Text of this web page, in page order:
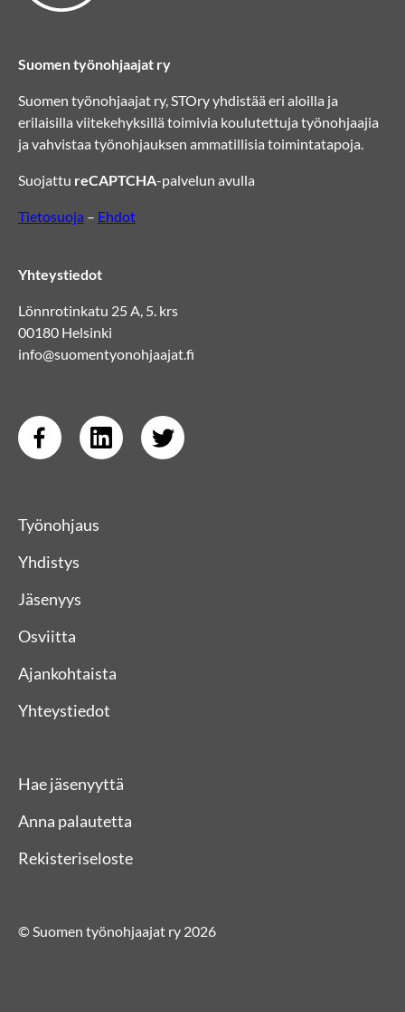
Suomen työnohjaajat ry
Suomen työnohjaajat ry, STOry yhdistää eri aloilla ja
erilaisilla viitekehyksillä toimivia koulutettuja työnohjaajia
ja vahvistaa työnohjauksen ammatillisia toimintatapoja.
Suojattu reCAPTCHA-palvelun avulla
Tietosuoja – Ehdot
Yhteystiedot
Lönnrotinkatu 25 A, 5. krs
00180 Helsinki
info@suomentyonohjaajat.fi
Työnohjaus
Yhdistys
Jäsenyys
Osviitta
Ajankohtaista
Yhteystiedot
Hae jäsenyyttä
Anna palautetta
Rekisteriseloste
© Suomen työnohjaajat ry 2026